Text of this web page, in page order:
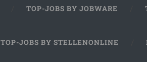
TOP-JOBS BY JOBWARE
TOP-JOBS BY STELLENONLINE